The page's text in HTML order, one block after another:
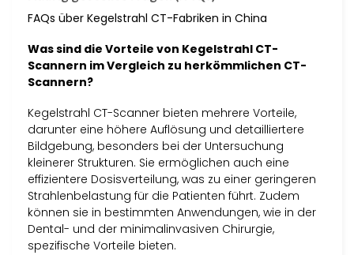
FAQs über Kegelstrahl CT-Fabriken in China
Was sind die Vorteile von Kegelstrahl CT-
Scannern im Vergleich zu herkömmlichen CT-
Scannern?
Kegelstrahl CT-Scanner bieten mehrere Vorteile,
darunter eine höhere Auflösung und detailliertere
Bildgebung, besonders bei der Untersuchung
kleinerer Strukturen. Sie ermöglichen auch eine
effizientere Dosisverteilung, was zu einer geringeren
Strahlenbelastung für die Patienten führt. Zudem
können sie in bestimmten Anwendungen, wie in der
Dental- und der minimalinvasiven Chirurgie,
spezifische Vorteile bieten.